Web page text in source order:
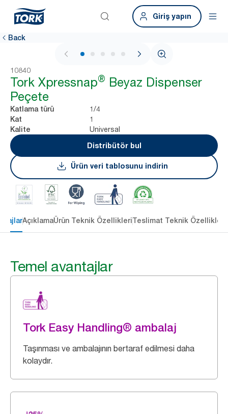
Giriş yapın
Back
1 / 6
10840
Tork Xpressnap® Beyaz Dispenser
Peçete
Katlama türü 1/4
Kat 1
Kalite
Universal
Distribütör bul
Ürün veri tablosunu indirin
AçıklamaÜrün Teknik ÖzellikleriTeslimat Teknik Özellikleri
Temel avantajlar
Tork Easy Handling® ambalaj
Taşınması ve ambalajının bertaraf edilmesi daha
kolaydır.